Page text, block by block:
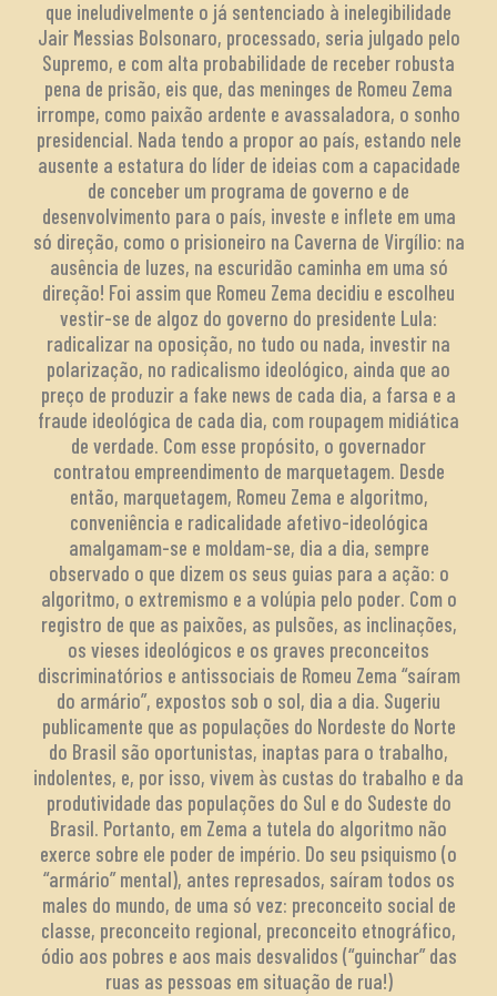
que ineludivelmente o já sentenciado à inelegibilidade
Jair Messias Bolsonaro, processado, seria julgado pelo
Supremo, e com alta probabilidade de receber robusta
pena de prisão, eis que, das meninges de Romeu Zema
irrompe, como paixão ardente e avassaladora, o sonho
presidencial. Nada tendo a propor ao país, estando nele
ausente a estatura do líder de ideias com a capacidade
de conceber um programa de governo e de
desenvolvimento para o país, investe e inflete em uma
só direção, como o prisioneiro na Caverna de Virgílio: na
ausência de luzes, na escuridão caminha em uma só
direção! Foi assim que Romeu Zema decidiu e escolheu
vestir-se de algoz do governo do presidente Lula:
radicalizar na oposição, no tudo ou nada, investir na
polarização, no radicalismo ideológico, ainda que ao
preço de produzir a fake news de cada dia, a farsa e a
fraude ideológica de cada dia, com roupagem midiática
de verdade. Com esse propósito, o governador
contratou empreendimento de marquetagem. Desde
então, marquetagem, Romeu Zema e algoritmo,
conveniência e radicalidade afetivo-ideológica
amalgamam-se e moldam-se, dia a dia, sempre
observado o que dizem os seus guias para a ação: o
algoritmo, o extremismo e a volúpia pelo poder. Com o
registro de que as paixões, as pulsões, as inclinações,
os vieses ideológicos e os graves preconceitos
discriminatórios e antissociais de Romeu Zema “saíram
do armário”, expostos sob o sol, dia a dia. Sugeriu
publicamente que as populações do Nordeste do Norte
do Brasil são oportunistas, inaptas para o trabalho,
indolentes, e, por isso, vivem às custas do trabalho e da
produtividade das populações do Sul e do Sudeste do
Brasil. Portanto, em Zema a tutela do algoritmo não
exerce sobre ele poder de império. Do seu psiquismo (o
“armário” mental), antes represados, saíram todos os
males do mundo, de uma só vez: preconceito social de
classe, preconceito regional, preconceito etnográfico,
ódio aos pobres e aos mais desvalidos (“guinchar” das
ruas as pessoas em situação de rua!)